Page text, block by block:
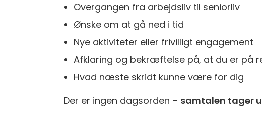
Overgangen fra arbejdsliv til seniorliv
Ønske om at gå ned i tid
Nye aktiviteter eller frivilligt engagement
Afklaring og bekræftelse på, at du er på
Hvad næste skridt kunne være for dig
Der er ingen dagsorden – samtalen tager